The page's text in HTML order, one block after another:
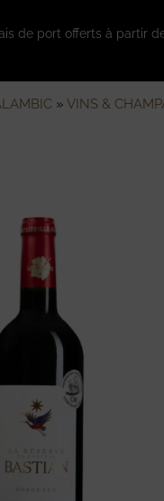
de port offerts à partir
» VINS &